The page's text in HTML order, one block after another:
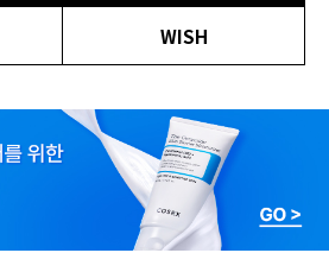
WISH